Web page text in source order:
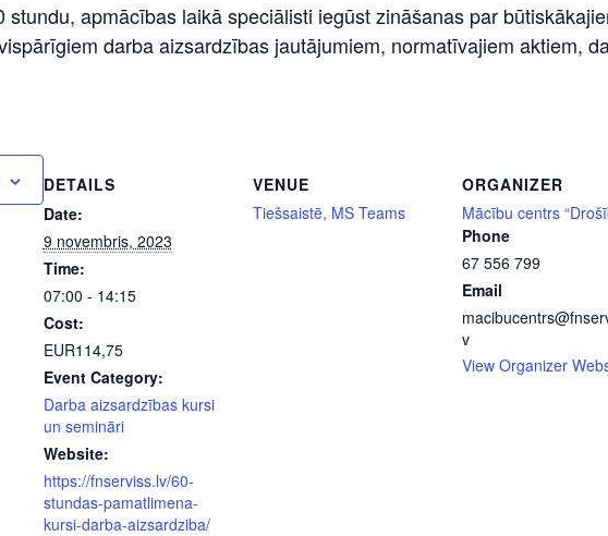
stundu, apmācības laikā speciālisti iegūst zināšanas par
darba aizsardzības jautājumiem, normatīvajiem aktiem,
DETAILS
Date:
9 novembris, 2023
Time:
07:00 - 14:15
Cost:
EUR114,75
Event Category:
Darba aizsardzības kursi
un semināri
Website:
https://fnserviss.lv/60-
stundas-pamatlimena-
kursi-darba-aizsardziba/
VENUE
Tiešsaistē, MS Teams
ORGANIZER
Mācību centrs
Phone
67 556 799
Email
v
View Organizer